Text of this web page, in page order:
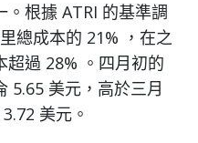
根據 ATRI 的基準調
總成本的 21% ，在之
超過 28% 。四月初的
5.65 美元，高於三月
美元。